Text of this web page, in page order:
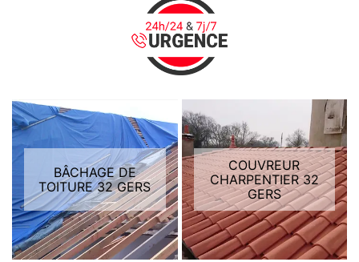
BÂCHAGE DE
TOITURE 32 GERS
COUVREUR
CHARPENTIER 32
GERS